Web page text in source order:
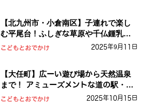
【北九州市・小倉南区】子連れで楽し
む平尾台！ふしぎな草原や千仏鍾乳洞
を探検しよう！
こどもとおでかけ 2025年9月11日
【大任町】広ーい遊び場から天然温泉
まで！ アミューズメントな道の駅・お
おとう桜街道
こどもとおでかけ 2025年10月15日